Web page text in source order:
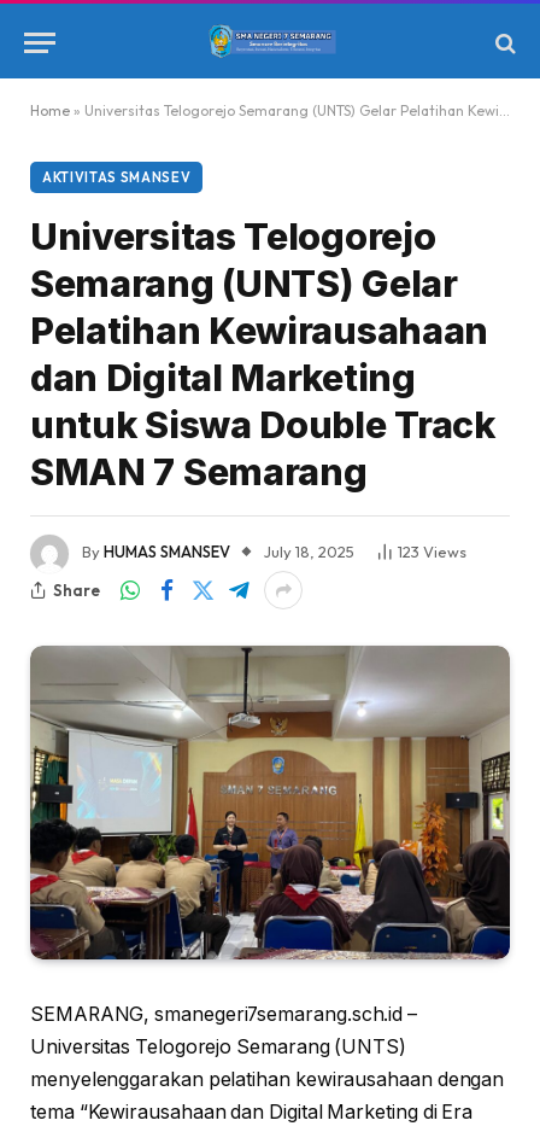
Home » Universitas Telogorejo Semarang (UNTS) Gelar Pelatihan Kewirausahaan dan Digital Marketing untuk Siswa Double Track SMAN 7 Semarang
AKTIVITAS SMANSEV
Universitas Telogorejo
Semarang (UNTS) Gelar
Pelatihan Kewirausahaan
dan Digital Marketing
untuk Siswa Double Track
SMAN 7 Semarang
ByHUMAS SMANSEV July 18, 2025 123 Views
Share
SEMARANG, smanegeri7semarang.sch.id –
Universitas Telogorejo Semarang (UNTS)
menyelenggarakan pelatihan kewirausahaan dengan
tema “Kewirausahaan dan Digital Marketing di Era